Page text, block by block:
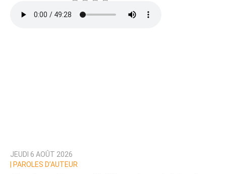
Texte de votre message
Prévenez-moi de tous les nouveaux commentaires
JEUDI 6 AOÛT 2026
PAROLES D’AUTEUR